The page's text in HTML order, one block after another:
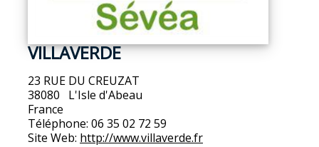
VILLAVERDE
23 RUE DU CREUZAT
38080
L'Isle d'Abeau
France
Téléphone: 06 35 02 72 59
Site Web: http://www.villaverde.fr